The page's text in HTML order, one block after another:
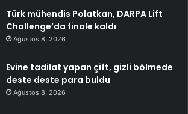
Türk mühendis Polatkan, DARPA Lift
Challenge’da finale kaldı
Ağustos 8, 2026
Evine tadilat yapan çift, gizli bölmede
deste deste para buldu
Ağustos 8, 2026